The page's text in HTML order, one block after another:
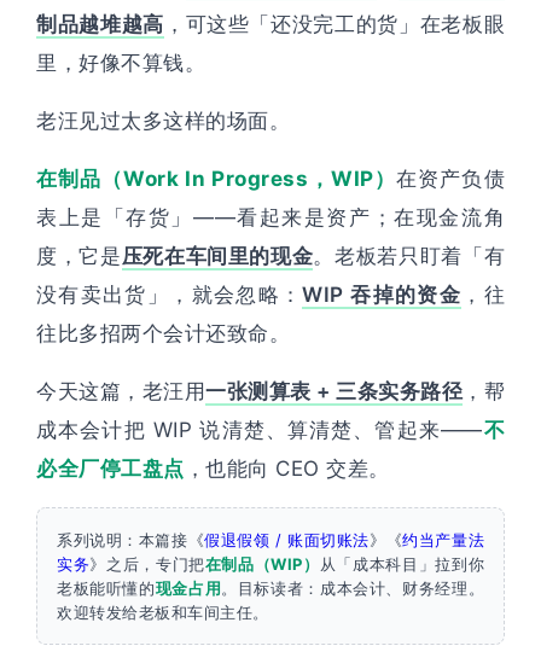
制品越堆越高 ，可这些「还没完工的货」在老板眼
里，好像不算钱。
老汪见过太多这样的场面。
在制品（Work In Progress，WIP）在资产负债
表上是「存货」——看起来是资产；在现金流角
度，它是压死在车间里的现金。老板若只盯着「有
没有卖出货」，就会忽略：WIP 吞掉的资金 ，往
往比多招两个会计还致命。
今天这篇，老汪用一张测算表 + 三条实务路径，帮
成本会计把 WIP 说清楚、算清楚、管起来——不
必全厂停工盘点 ，也能向 CEO 交差。
系列说明：本篇接《假退假领 / 账面切账法》《约当产量法
实务》之后，专门把在制品（WIP） 从「成本科目」拉到你
老板能听懂的现金占用。目标读者：成本会计、财务经理。
欢迎转发给老板和车间主任。